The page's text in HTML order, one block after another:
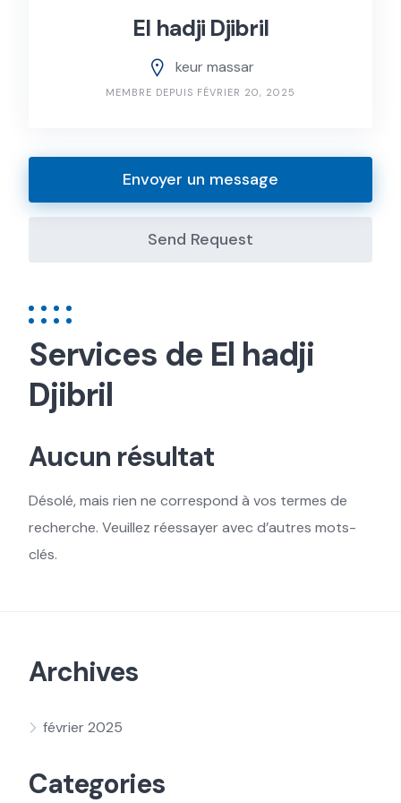
El hadji Djibril
keur massar
MEMBRE DEPUIS FÉVRIER 20, 2025
Envoyer un message
Send Request
Services de El hadji
Djibril
Aucun résultat
Désolé, mais rien ne correspond à vos termes de
recherche. Veuillez réessayer avec d’autres mots-
clés.
Archives
février 2025
Categories